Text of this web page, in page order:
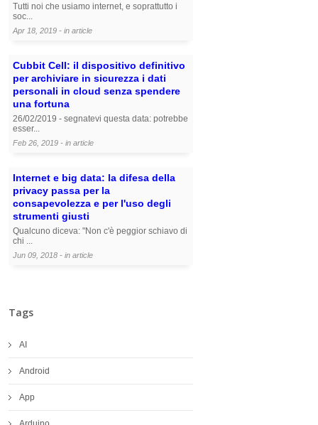
Tutti noi che usiamo internet, e soprattutto i
soc...
Apr 18, 2019 - in article
Cubbit Cell: il dispositivo definitivo
per archiviare in sicurezza i dati
personali in cloud senza spendere
una fortuna
26/02/2019 - segnatevi questa data: potrebbe
esser...
Feb 26, 2019 - in article
Internet e big data: la difesa della
privacy passa per la
consapevolezza e per l'uso degli
strumenti giusti
Qualcuno diceva: "Non c'è peggior schiavo di
chi ...
Jun 09, 2018 - in article
Tags
AI
Android
App